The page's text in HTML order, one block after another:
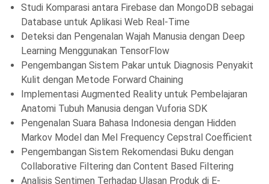
Studi Komparasi antara Firebase dan MongoDB sebagai
Database untuk Aplikasi Web Real-Time
Deteksi dan Pengenalan Wajah Manusia dengan Deep
Learning Menggunakan TensorFlow
Pengembangan Sistem Pakar untuk Diagnosis Penyakit
Kulit dengan Metode Forward Chaining
Implementasi Augmented Reality untuk Pembelajaran
Anatomi Tubuh Manusia dengan Vuforia SDK
Pengenalan Suara Bahasa Indonesia dengan Hidden
Markov Model dan Mel Frequency Cepstral Coefficient
Pengembangan Sistem Rekomendasi Buku dengan
Collaborative Filtering dan Content Based Filtering
Analisis Sentimen Terhadap Ulasan Produk di E-